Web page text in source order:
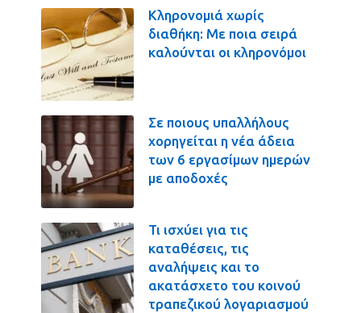
Κληρονομιά χωρίς
διαθήκη: Με ποια σειρά
καλούνται οι κληρονόμοι
Σε ποιους υπαλλήλους
χορηγείται η νέα άδεια
των 6 εργασίμων ημερών
με αποδοχές
Τι ισχύει για τις
καταθέσεις, τις
αναλήψεις και το
ακατάσχετο του κοινού
τραπεζικού λογαριασμού